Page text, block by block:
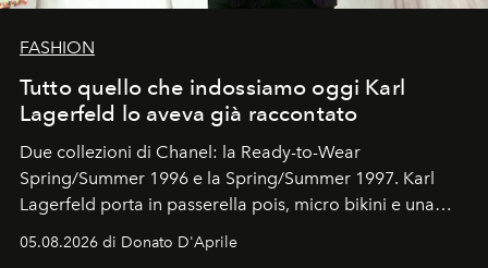
FASHION
Tutto quello che indossiamo oggi Karl
Lagerfeld lo aveva già raccontato
Due collezioni di Chanel: la Ready-to-Wear
Spring/Summer 1996 e la Spring/Summer 1997. Karl
Lagerfeld porta in passerella pois, micro bikini e una
Kate, Claudia e Carla una dietro l'altra. Trent'anni dopo,
05.08.2026 di Donato D'Aprile